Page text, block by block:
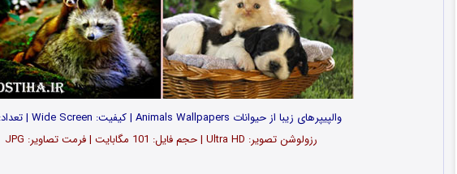
والپیپرهای زیبا از حیوانات Animals Wallpapers | کیفیت: Wide Screen | تعداد: 96
رزولوشن تصویر: Ultra HD | حجم فایل: 101 مگابایت | فرمت تصاویر: JPG